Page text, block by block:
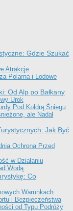
Gdzie Szukać
Atrakcje
Polarna i Lodowe
Od Alp po Bałkany
Urok
Pod Kołdrą Śniegu
ale Nadal
Jak Być
Ochrona Przed
w Działaniu
Wodą
Co
Warunkach
i Bezpieczeństwa
od Typu Podróży